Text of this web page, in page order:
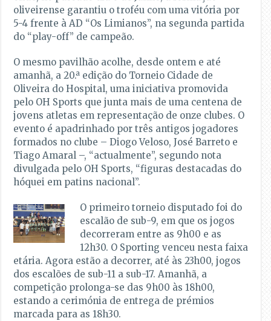
oliveirense garantiu o troféu com uma vitória por
5-4 frente à AD “Os Limianos”, na segunda partida
do “play-off” de campeão.
O mesmo pavilhão acolhe, desde ontem e até
amanhã, a 20.ª edição do Torneio Cidade de
Oliveira do Hospital, uma iniciativa promovida
pelo OH Sports que junta mais de uma centena de
jovens atletas em representação de onze clubes. O
evento é apadrinhado por três antigos jogadores
formados no clube – Diogo Veloso, José Barreto e
Tiago Amaral –, “actualmente”, segundo nota
divulgada pelo OH Sports, “figuras destacadas do
hóquei em patins nacional”.
O primeiro torneio disputado foi do
escalão de sub-9, em que os jogos
decorreram entre as 9h00 e as
12h30. O Sporting venceu nesta faixa
etária. Agora estão a decorrer, até às 23h00, jogos
dos escalões de sub-11 a sub-17. Amanhã, a
competição prolonga-se das 9h00 às 18h00,
estando a cerimónia de entrega de prémios
marcada para as 18h30.